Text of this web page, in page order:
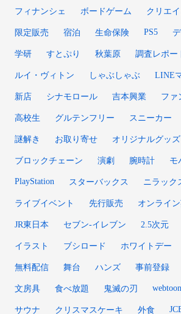
フィナンシェ ボードゲーム クリエ
限定販売 宿泊 生命保険 PS5
学研 すとぷり 秋葉原 調査レポー
ルイ・ヴィトン しゃぶしゃぶ LINE
新店 シナモロール 吉本興業 ファ
高校生 グルテンフリー スニーカー
謎解き お取り寄せ オリジナルグッズ
ブロックチェーン 演劇 腕時計 モ
PlayStation スターバックス ニラック
ライブイベント 先行販売 オンライ
JR東日本 セブン-イレブン 2.5次元
イラスト ブシロード ホワイトデー
無料配信 舞台 ハンズ 事前登録
文房具 食べ放題 鬼滅の刃 webtoon
サウナ クリスマスケーキ 外食